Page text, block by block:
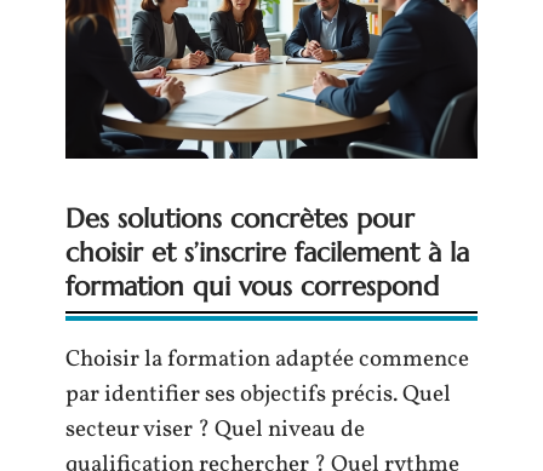
Des solutions concrètes pour
choisir et s’inscrire facilement à la
formation qui vous correspond
Choisir la formation adaptée commence
par identifier ses objectifs précis. Quel
secteur viser ? Quel niveau de
qualification rechercher ? Quel rythme